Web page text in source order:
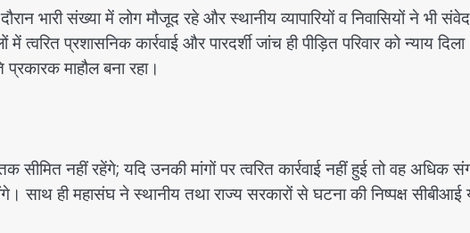
भारी संख्या में लोग मौजूद रहे और स्थानीय व्यापारियों व निवासियों ने भी
प्रशासनिक कार्रवाई और पारदर्शी जांच ही पीड़ित परिवार को न्याय दिला
माहौल बना रहा।
सीमित नहीं रहेंगे; यदि उनकी मांगों पर त्वरित कार्रवाई नहीं हुई तो वह अधिक
साथ ही महासंघ ने स्थानीय तथा राज्य सरकारों से घटना की निष्पक्ष सीबीआई